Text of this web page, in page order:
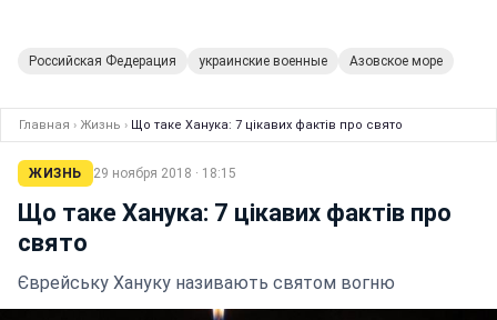
Российская Федерация украинские военные Азовское море
Главная › Жизнь › Що таке Ханука: 7 цікавих фактів про свято
ЖИЗНЬ 29 ноября 2018 · 18:15
Що таке Ханука: 7 цікавих фактів про
свято
Єврейську Хануку називають святом вогню